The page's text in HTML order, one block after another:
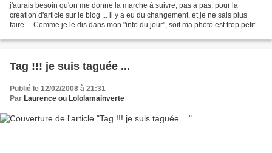
j'aurais besoin qu'on me donne la marche à suivre, pas à pas, pour la
création d'article sur le blog ... il y a eu du changement, et je ne sais plus
faire ... Comme je le dis dans mon "info du jour", soit ma photo est trop petite,
Tag !!! je suis taguée ...
Publié le 12/02/2008 à 21:31
Par Laurence ou Lololamainverte